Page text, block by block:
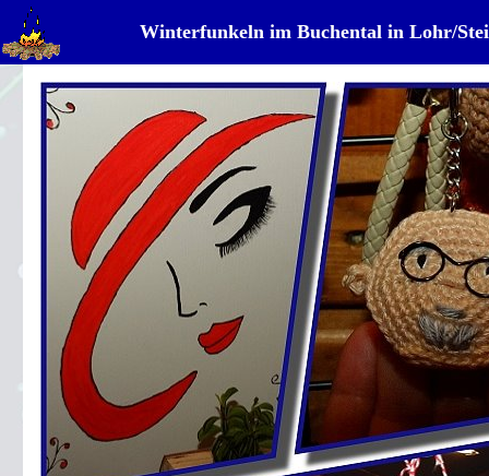
Winterfunkeln im Buchental in Lohr/